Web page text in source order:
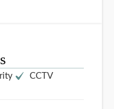
CCTV